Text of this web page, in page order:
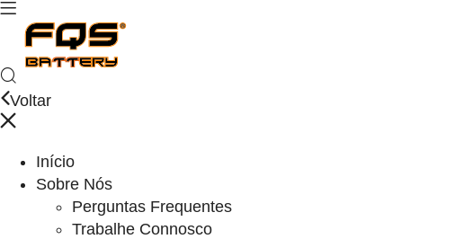
Voltar
Início
Sobre Nós
Perguntas Frequentes
Trabalhe Connosco